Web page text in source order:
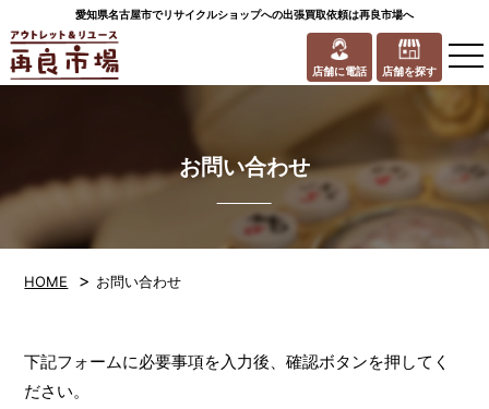
愛知県名古屋市でリサイクルショップへの出張買取依頼は再良市場へ
店舗に電話 店舗を探す
お問い合わせ
HOME > お問い合わせ
下記フォームに必要事項を入力後、確認ボタンを押してく
ださい。